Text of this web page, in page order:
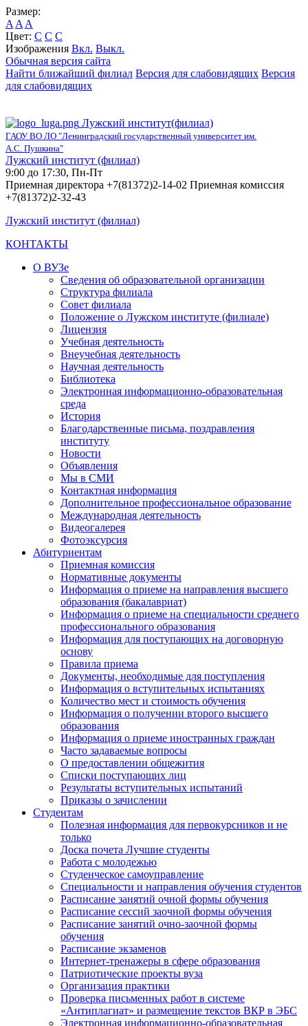
Размер:
A A A
Цвет: C C C
Изображения Вкл. Выкл.
Обычная версия сайта
Найти ближайший филиал Версия для слабовидящих Версия
для слабовидящих
Лужский институт(филиал)
ГАОУ ВО ЛО "Ленинградский государственный университет им.
А.С. Пушкина"
Лужский институт (филиал)
9:00 до 17:30, Пн-Пт
Приемная директора +7(81372)2-14-02 Приемная комиссия
+7(81372)2-32-43
Лужский институт (филиал)
КОНТАКТЫ
О ВУЗе
Сведения об образовательной организации
Структура филиала
Совет филиала
Положение о Лужском институте (филиале)
Лицензия
Учебная деятельность
Внеучебная деятельность
Научная деятельность
Библиотека
Электронная информационно-образовательная
среда
История
Благодарственные письма, поздравления
институту
Новости
Объявления
Мы в СМИ
Контактная информация
Дополнительное профессиональное образование
Международная деятельность
Видеогалерея
Фотоэксурсия
Абитуриентам
Приемная комиссия
Нормативные документы
Информация о приеме на направления высшего
образования (бакалавриат)
Информация о приеме на специальности среднего
профессионального образования
Информация для поступающих на договорную
основу
Правила приема
Документы, необходимые для поступления
Информация о вступительных испытаниях
Количество мест и стоимость обучения
Информация о получении второго высшего
образования
Информация о приеме иностранных граждан
Часто задаваемые вопросы
О предоставлении общежития
Списки поступающих лиц
Результаты вступительных испытаний
Приказы о зачислении
Студентам
Полезная информация для первокурсников и не
только
Доска почета Лучшие студенты
Работа с молодежью
Студенческое самоуправление
Специальности и направления обучения студентов
Расписание занятий очной формы обучения
Расписание сессий заочной формы обучения
Расписание занятий очно-заочной формы
обучения
Расписание экзаменов
Интернет-тренажеры в сфере образования
Патриотические проекты вуза
Организация практики
Проверка письменных работ в системе
«Антиплагиат» и размещение текстов ВКР в ЭБС
Электронная информационно-образовательная